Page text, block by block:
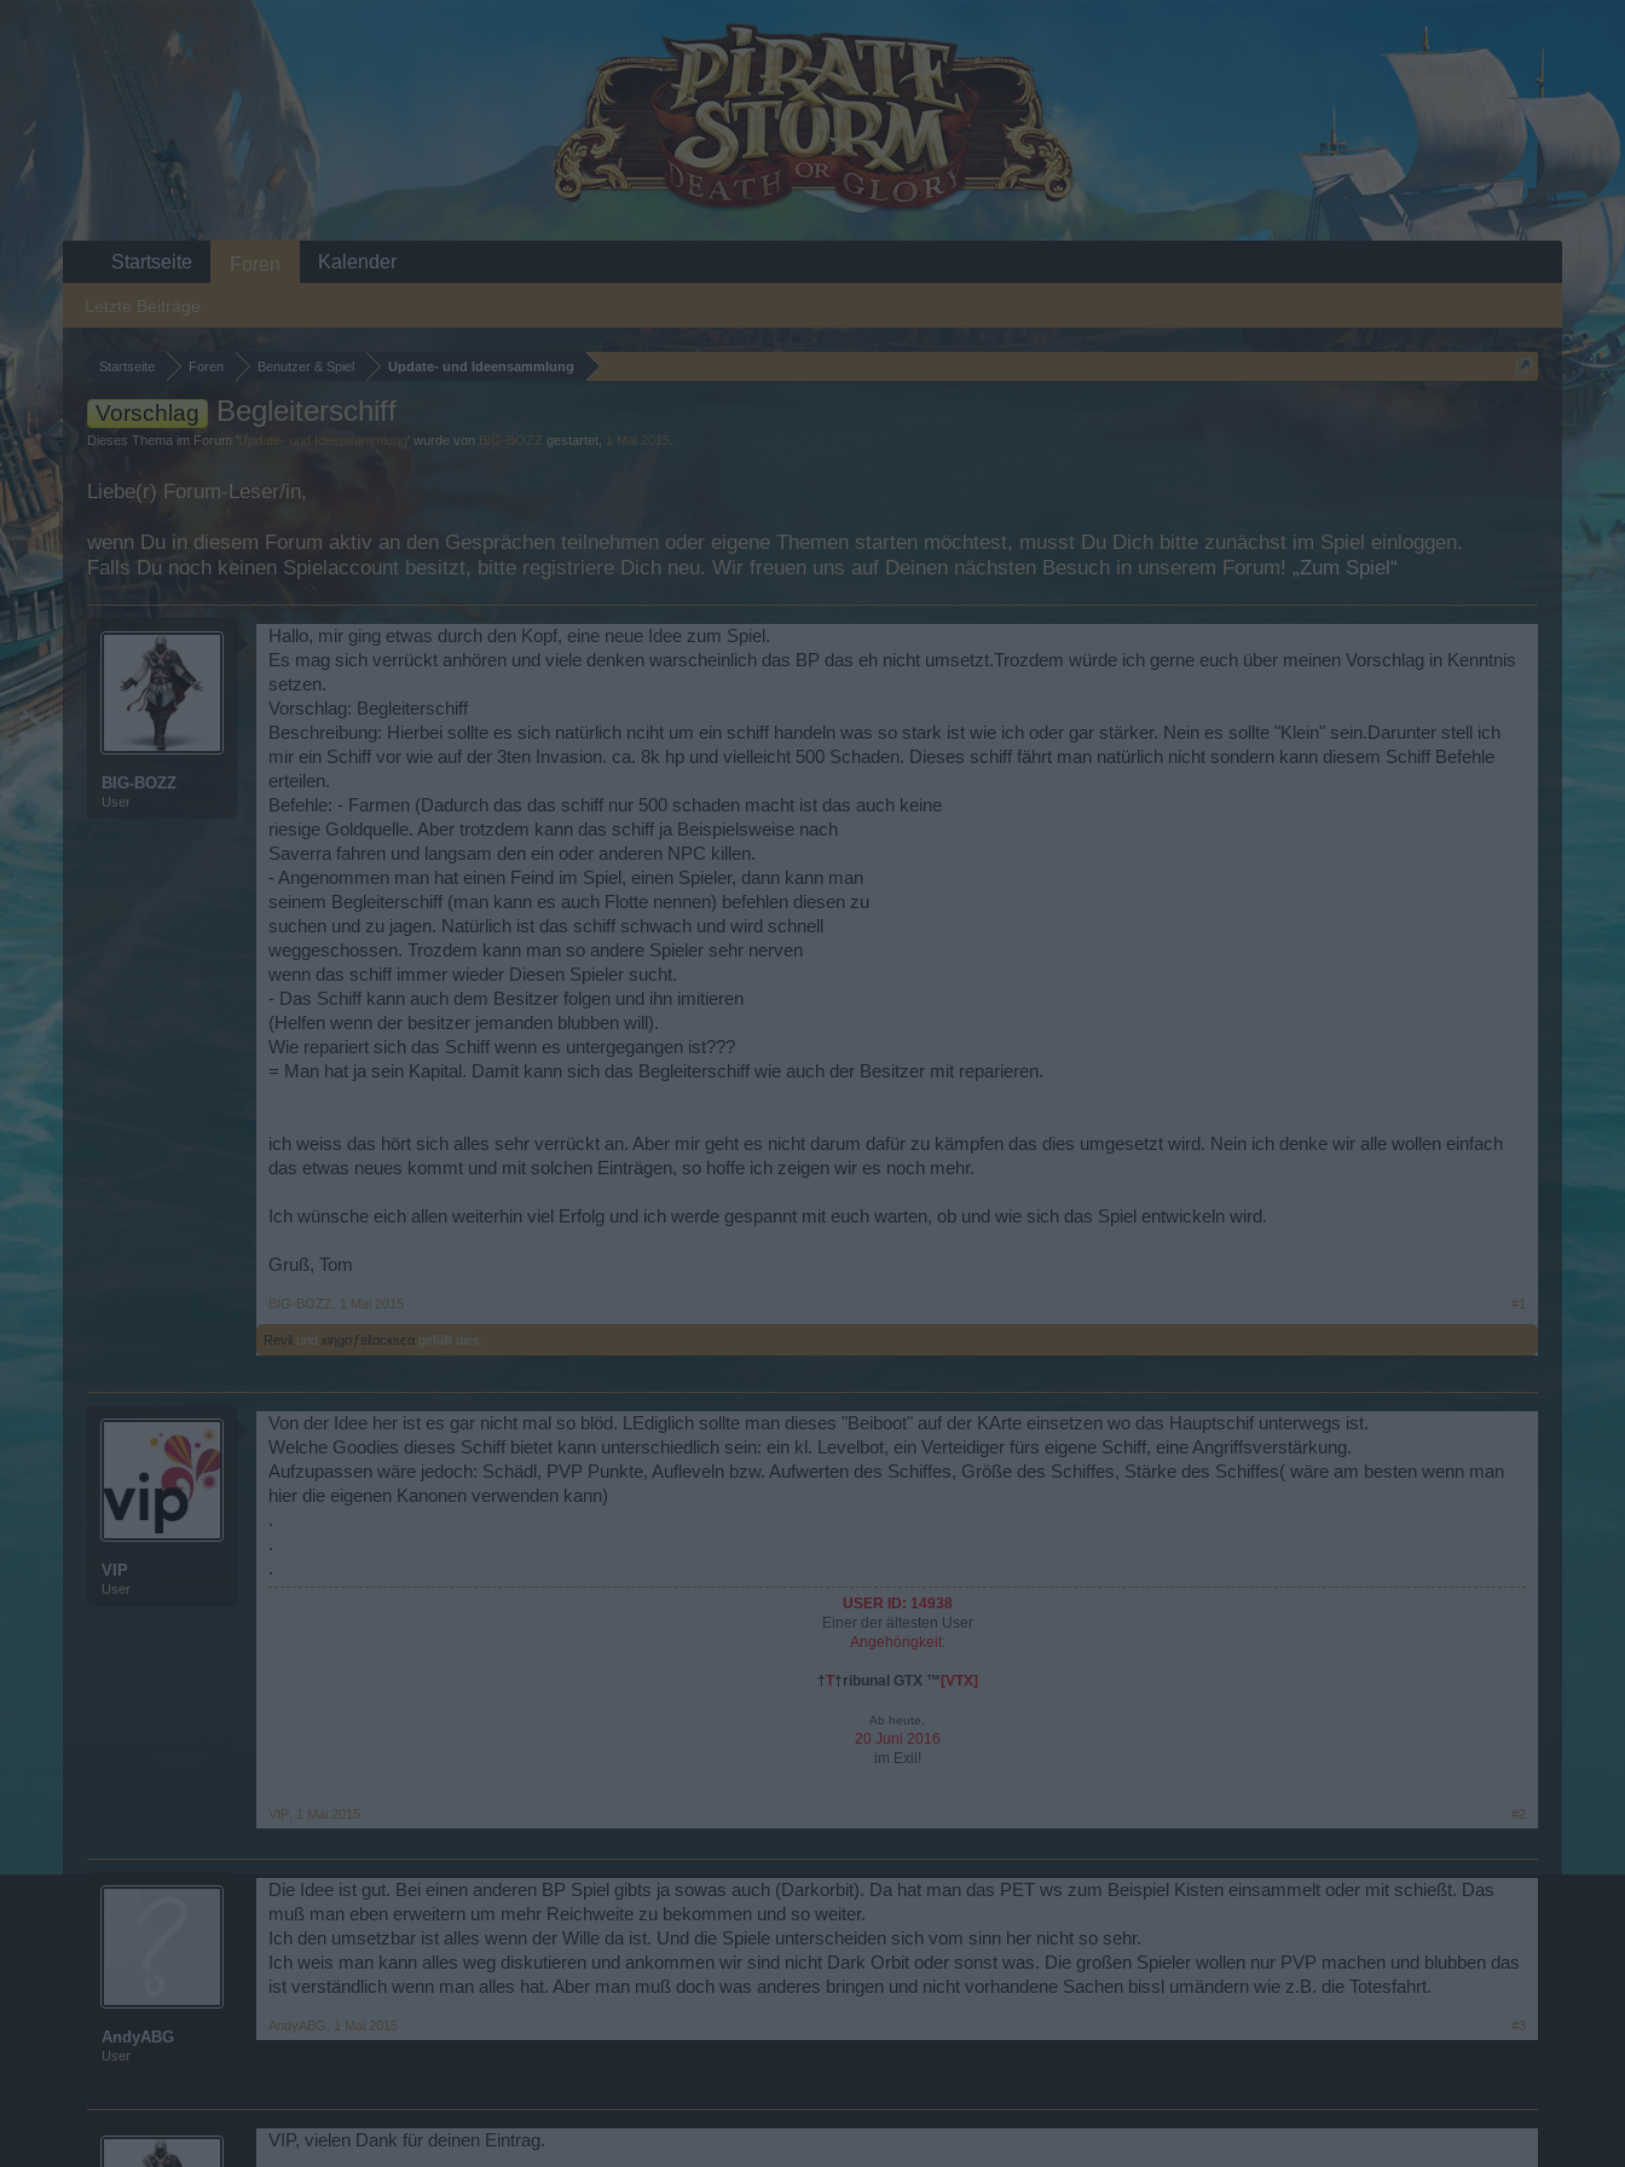
Startseite Foren Benutzer & Spiel Update- und Ideensammlung
Vorschlag Begleiterschiff
Dieses Thema im Forum ' Update- und Ideensammlung' wurde von BIG-BOZZ gestartet, 1 Mai 2015
Liebe(r) Forum-Leser/in,
wenn Du in diesem Forum aktiv an den Gesprächen teilnehmen oder eigene Themen starten möchtest, musst Du Dich bitte zunächst im Spiel einloggen.
Falls Du noch keinen Spielaccount besitzt, bitte registriere Dich neu. Wir freuen uns auf Deinen nächsten Besuch in unserem Forum! „Zum Spiel“
BIG-BOZZ
User
Hallo, mir ging etwas durch den Kopf, eine neue Idee zum Spiel.
Es mag sich verrückt anhören und viele denken warscheinlich das BP das eh nicht umsetzt.Trozdem würde ich gerne euch über meinen Vorschlag in Kenntnis
setzen.
Vorschlag: Begleiterschiff
Beschreibung: Hierbei sollte es sich natürlich nciht um ein schiff handeln was so stark ist wie ich oder gar stärker. Nein es sollte "Klein" sein.Darunter stell ich
mir ein Schiff vor wie auf der 3ten Invasion. ca. 8k hp und vielleicht 500 Schaden. Dieses schiff fährt man natürlich nicht sondern kann diesem Schiff Befehle
erteilen.
Befehle: - Farmen (Dadurch das das schiff nur 500 schaden macht ist das auch keine
riesige Goldquelle. Aber trotzdem kann das schiff ja Beispielsweise nach
Saverra fahren und langsam den ein oder anderen NPC killen.
- Angenommen man hat einen Feind im Spiel, einen Spieler, dann kann man
seinem Begleiterschiff (man kann es auch Flotte nennen) befehlen diesen zu
suchen und zu jagen. Natürlich ist das schiff schwach und wird schnell
weggeschossen. Trozdem kann man so andere Spieler sehr nerven
wenn das schiff immer wieder Diesen Spieler sucht.
- Das Schiff kann auch dem Besitzer folgen und ihn imitieren
(Helfen wenn der besitzer jemanden blubben will).
Wie repariert sich das Schiff wenn es untergegangen ist???
= Man hat ja sein Kapital. Damit kann sich das Begleiterschiff wie auch der Besitzer mit reparieren.
ich weiss das hört sich alles sehr verrückt an. Aber mir geht es nicht darum dafür zu kämpfen das dies umgesetzt wird. Nein ich denke wir alle wollen einfach
das etwas neues kommt und mit solchen Einträgen, so hoffe ich zeigen wir es noch mehr.
Ich wünsche eich allen weiterhin viel Erfolg und ich werde gespannt mit euch warten, ob und wie sich das Spiel entwickeln wird.
Gruß, Tom
BIG-BOZZ 1 Mai 2015 #1
Revil und кιηgσƒвℓαcкѕєα gefällt dies.
VIP
User
Von der Idee her ist es gar nicht mal so blöd. LEdiglich sollte man dieses "Beiboot" auf der KArte einsetzen wo das Hauptschif unterwegs ist.
Welche Goodies dieses Schiff bietet kann unterschiedlich sein: ein kl. Levelbot, ein Verteidiger fürs eigene Schiff, eine Angriffsverstärkung.
Aufzupassen wäre jedoch: Schädl, PVP Punkte, Aufleveln bzw. Aufwerten des Schiffes, Größe des Schiffes, Stärke des Schiffes( wäre am besten wenn man
hier die eigenen Kanonen verwenden kann)
.
.
.
USER ID: 14938
Einer der ältesten User
Angehörigkeit:
†T†ribunal GTX ™ [VTX]
Ab heute,
20 Juni 2016
im Exil!
VIP 1 Mai 2015 #2
AndyABG
User
Die Idee ist gut. Bei einen anderen BP Spiel gibts ja sowas auch (Darkorbit). Da hat man das PET ws zum Beispiel Kisten einsammelt oder mit schießt. Das
muß man eben erweitern um mehr Reichweite zu bekommen und so weiter.
Ich den umsetzbar ist alles wenn der Wille da ist. Und die Spiele unterscheiden sich vom sinn her nicht so sehr.
Ich weis man kann alles weg diskutieren und ankommen wir sind nicht Dark Orbit oder sonst was. Die großen Spieler wollen nur PVP machen und blubben das
ist verständlich wenn man alles hat. Aber man muß doch was anderes bringen und nicht vorhandene Sachen bissl umändern wie z.B. die Totesfahrt.
AndyABG 1 Mai 2015 #3
VIP, vielen Dank für deinen Eintrag.
Startseite Foren
Letzte Beiträge
Kalender